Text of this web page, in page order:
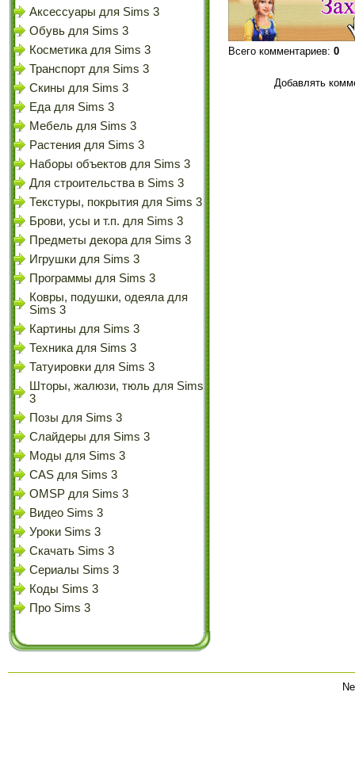
Аксессуары для Sims 3
Обувь для Sims 3
Косметика для Sims 3
Транспорт для Sims 3
Скины для Sims 3
Еда для Sims 3
Мебель для Sims 3
Растения для Sims 3
Наборы объектов для Sims 3
Для строительства в Sims 3
Текстуры, покрытия для Sims 3
Брови, усы и т.п. для Sims 3
Предметы декора для Sims 3
Игрушки для Sims 3
Программы для Sims 3
Ковры, подушки, одеяла для
Sims 3
Картины для Sims 3
Техника для Sims 3
Татуировки для Sims 3
Шторы, жалюзи, тюль для Sims
3
Позы для Sims 3
Слайдеры для Sims 3
Моды для Sims 3
CAS для Sims 3
OMSP для Sims 3
Видео Sims 3
Уроки Sims 3
Скачать Sims 3
Сериалы Sims 3
Коды Sims 3
Про Sims 3
Всего комментариев: 0
Добавлять